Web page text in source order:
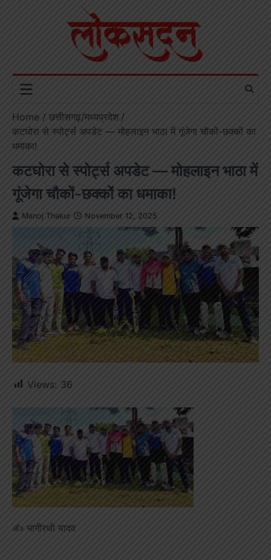
Home
छत्तीसगढ़/मध्यप्रदेश
कटघोरा से स्पोर्ट्स अपडेट — मोहलाइन भाठा में गूंजेगा चौकों-छक्कों का
धमाका!
कटघोरा से स्पोर्ट्स अपडेट — मोहलाइन भाठा में
गूंजेगा चौकों-छक्कों का धमाका!
Manoj Thakur November 12, 2025
Views: 36
✍️ भागीरथी यादव